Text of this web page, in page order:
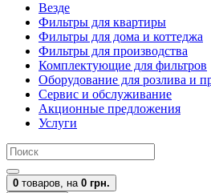
Везде
Фильтры для квартиры
Фильтры для дома и коттеджа
Фильтры для производства
Комплектующие для фильтров
Оборудование для розлива и
Сервис и обслуживание
Акционные предложения
Услуги
0 товаров, на 0 грн.